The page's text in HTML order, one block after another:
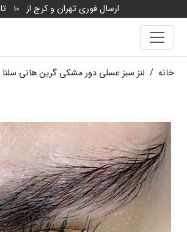
ارسال فوری تهران و کرج از 10 تا
خانه / لنز سبز عسلی دور مشکی گرین هانی سلنا